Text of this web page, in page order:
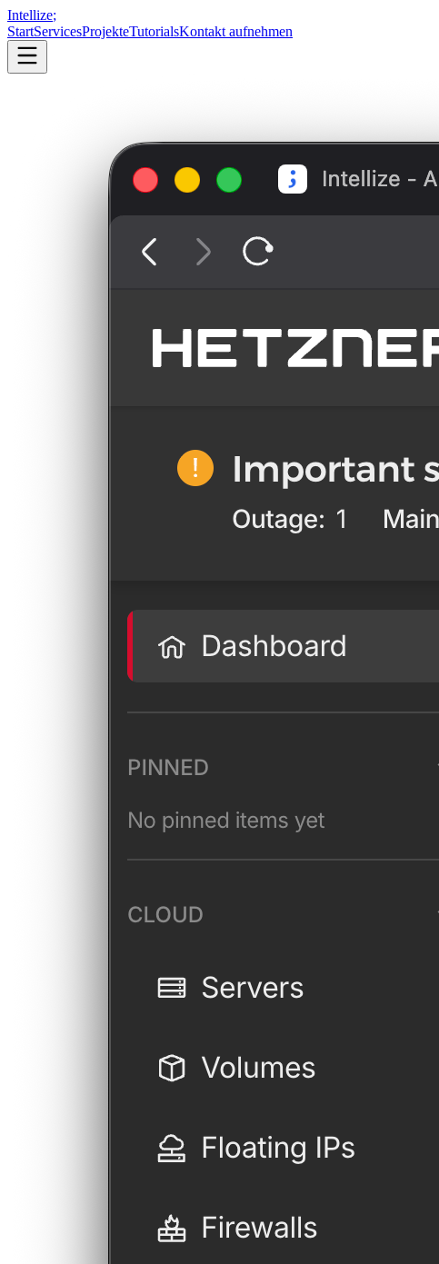
Intellize;
StartServicesProjekteTutorialsKontakt aufnehmen